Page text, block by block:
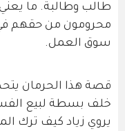
محرومون من حقهم في
سوق العمل.
خلف بسطة لبيع
يروي زياد كيف ترك